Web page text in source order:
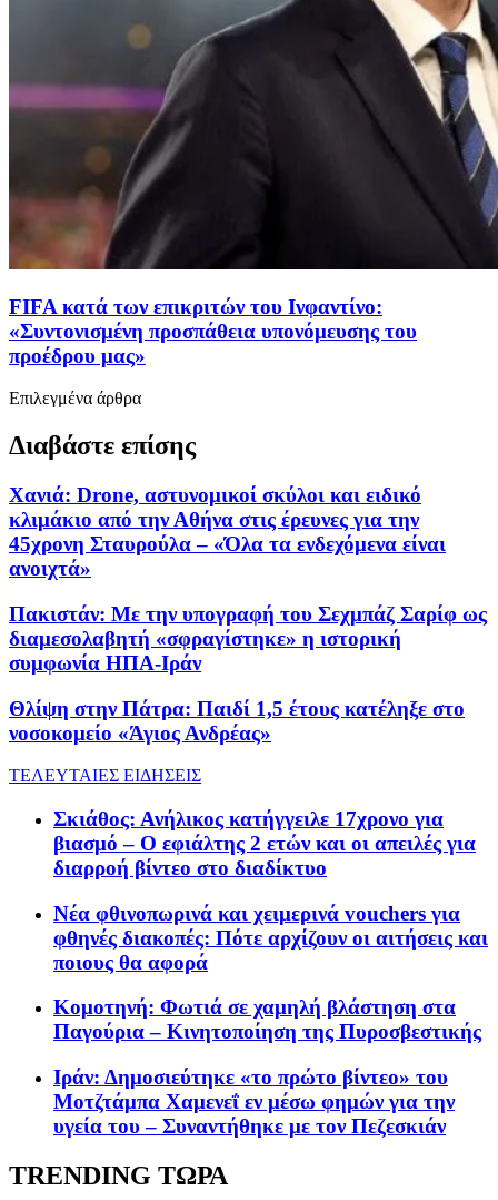
FIFA κατά των επικριτών του Ινφαντίνο:
«Συντονισμένη προσπάθεια υπονόμευσης του
προέδρου μας»
Επιλεγμένα άρθρα
Διαβάστε επίσης
Χανιά: Drone, αστυνομικοί σκύλοι και ειδικό
κλιμάκιο από την Αθήνα στις έρευνες για την
45χρονη Σταυρούλα – «Όλα τα ενδεχόμενα είναι
ανοιχτά»
Πακιστάν: Με την υπογραφή του Σεχμπάζ Σαρίφ ως
διαμεσολαβητή «σφραγίστηκε» η ιστορική
συμφωνία ΗΠΑ-Ιράν
Θλίψη στην Πάτρα: Παιδί 1,5 έτους κατέληξε στο
νοσοκομείο «Άγιος Ανδρέας»
ΤΕΛΕΥΤΑΙΕΣ ΕΙΔΗΣΕΙΣ
Σκιάθος: Ανήλικος κατήγγειλε 17χρονο για
βιασμό – Ο εφιάλτης 2 ετών και οι απειλές για
διαρροή βίντεο στο διαδίκτυο
Νέα φθινοπωρινά και χειμερινά vouchers για
φθηνές διακοπές: Πότε αρχίζουν οι αιτήσεις και
ποιους θα αφορά
Κομοτηνή: Φωτιά σε χαμηλή βλάστηση στα
Παγούρια – Κινητοποίηση της Πυροσβεστικής
Ιράν: Δημοσιεύτηκε «το πρώτο βίντεο» του
Μοτζτάμπα Χαμενεΐ εν μέσω φημών για την
υγεία του – Συναντήθηκε με τον Πεζεσκιάν
TRENDING ΤΩΡΑ